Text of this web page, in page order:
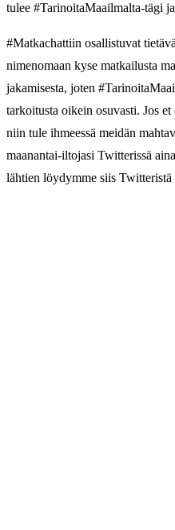
tulee #TarinoitaMaailmalta-tägi
#Matkachattiin osallistuvat
nimenomaan kyse matkailusta
jakamisesta, joten
tarkoitusta oikein osuvasti. Jos
niin tule ihmeessä meidän
maanantai-iltojasi Twitterissä
lähtien löydymme siis